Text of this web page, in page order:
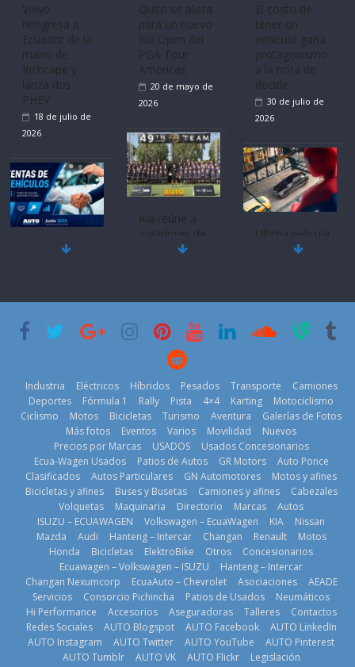
Volvo
reingresa a
Ecuador de la
mano de
Inchcape y
lanza dos
PHEV
18 de julio de
2026
Mercado
historia
11 de julio de
BMW, Toyota,
Bosch y
prueban flota
que usa
gasolina 100%
renovable
25 de julio de
2026
Quito se alista
para un nuevo
Kia Open del
PGA Tour
Americas
20 de mayo de
2026
Kia reúne a
jugadores de
fútbol de todo
2026
La Vuelta al
Ecuador 2026,
edición 47ª,
recorre 7
provincias en 8
días
1 de agosto de
2026
El costo de
tener un
vehículo gana
protagonismo
a la hora de
decidir
30 de julio de
2026
Ultima película
‘Spider‑Man:
29 de julio de
¿Qué puede
pasar con tu
vehículo si
permanece
varios días sin
usar?
3 de agosto de
2026
Industria Eléctricos Híbridos Pesados Transporte
Camiones
Deportes
Fórmula 1 Rally Pista 4×4 Karting
Motociclismo
Ciclismo
Motos Bicicletas Turismo Aventura
Galerías de Fotos
Más fotos
Eventos Varios Movilidad
Nuevos
Precios por Marcas
USADOS
Usados Concesionarios
Ecua-Wagen Usados
Patios de Autos GR Motors
Auto Ponce
Clasificados
Autos Particulares GN Automotores
Motos y afines
Bicicletas y afines
Buses y Busetas Camiones y afines
Cabezales
Volquetas
Maquinaria Directorio Marcas
Autos
ISUZU – ECUAWAGEN
Volkswagen – EcuaWagen KIA
Nissan
Mazda
Audi Hanteng – Intercar Changan Renault
Motos
Honda
Bicicletas ElektroBike Otros
Concesionarios
Ecuawagen – Volkswagen – ISUZU
Hanteng – Intercar
Changan Nexumcorp
EcuaAuto – Chevrolet Asociaciones
AEADE
Servicios
Consorcio Pichincha Patios de Usados
Neumáticos
Hi Performance
Accesorios Aseguradoras Talleres
Contactos
Redes Sociales
AUTO Blogspot AUTO Facebook
AUTO LinkedIn
AUTO Instagram
AUTO Twitter AUTO YouTube
AUTO Pinterest
AUTO Tumblr
AUTO VK AUTO Flickr Legislación